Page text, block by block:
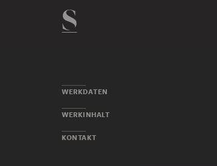
WERKDATEN
WERKINHALT
KONTAKT